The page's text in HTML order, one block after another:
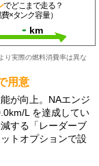
でどこまで走る？
費×タンク容量）
- km
り実際の燃料消費率は異な
用意
が向上。NAエンジ
L を達成してい
する「レーダーブ
トオプションで設